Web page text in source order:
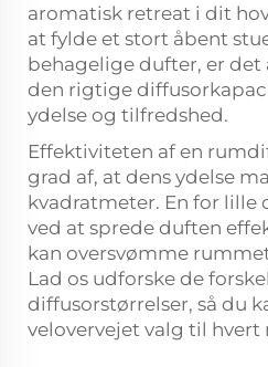
aromatisk retreat i dit
at fylde et stort åbent
behagelige dufter, er
den rigtige
ydelse og tilfredshed.
Effektiviteten af en
grad af, at dens ydelse
kvadratmeter. En for lille
ved at sprede duften
kan oversvømme
Lad os udforske de
diffusorstørrelser, så du
velovervejet valg til